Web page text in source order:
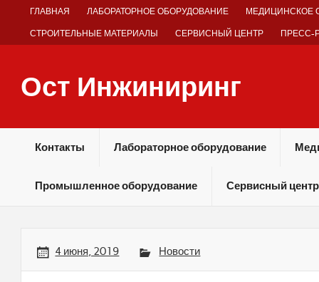
ГЛАВНАЯ ЛАБОРАТОРНОЕ ОБОРУДОВАНИЕ МЕДИЦИНСКОЕ
СТРОИТЕЛЬНЫЕ МАТЕРИАЛЫ СЕРВИСНЫЙ ЦЕНТР ПРЕСС-
Ост Инжиниринг
Контакты Лабораторное оборудование
Промышленное оборудование Сервисный центр
4 июня, 2019 Новости